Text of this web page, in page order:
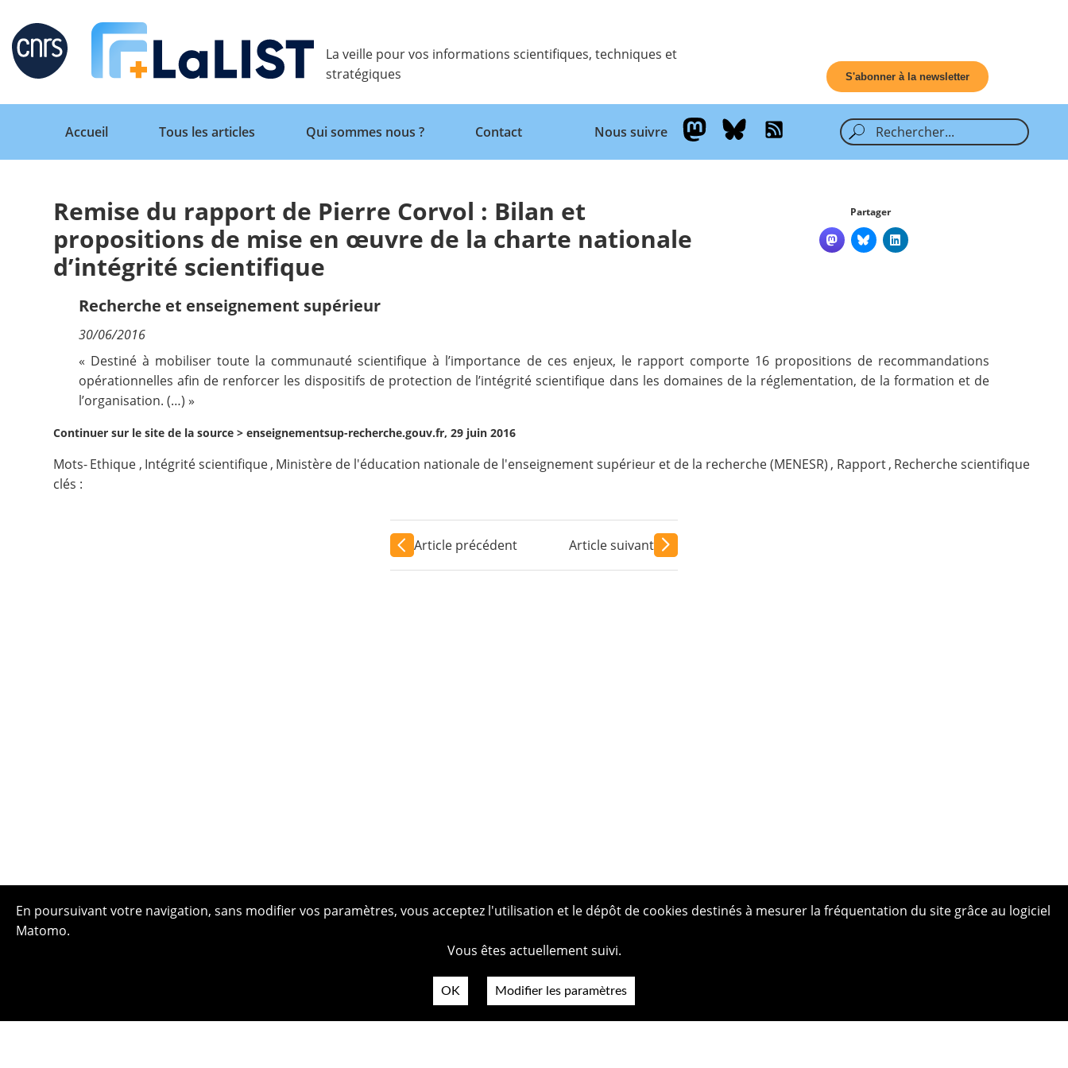
Retour
Accueil
Tous les articles
Qui sommes nous ?
Nous suivre
La veille pour vos informations scientifiques, techniques et
stratégiques
S'abonner à la newsletter
Retour
Accueil
Tous les articles Qui sommes nous ? Contact Nous suivre
Remise du rapport de Pierre Corvol : Bilan et
propositions de mise en œuvre de la charte nationale
d’intégrité scientifique
Partager
Recherche et enseignement supérieur
30/06/2016
« Destiné à mobiliser toute la communauté scientifique à l’importance de ces enjeux, le rapport comporte 16 propositions de recommandations
opérationnelles afin de renforcer les dispositifs de protection de l’intégrité scientifique dans les domaines de la réglementation, de la formation et de
l’organisation. (…) »
Continuer sur le site de la source >enseignementsup-recherche.gouv.fr, 29 juin 2016
Mots-
clés :
Ethique , Intégrité scientifique, Ministère de l'éducation nationale de l'enseignement supérieur et de la recherche (MENESR) , Rapport , Recherche scientifique
Article précédent Article suivant
En poursuivant votre navigation, sans modifier vos paramètres, vous acceptez l'utilisation et le dépôt de cookies destinés à mesurer la fréquentation du site grâce au logiciel
Matomo.
Vous êtes actuellement suivi.
OK Modifier les paramètres